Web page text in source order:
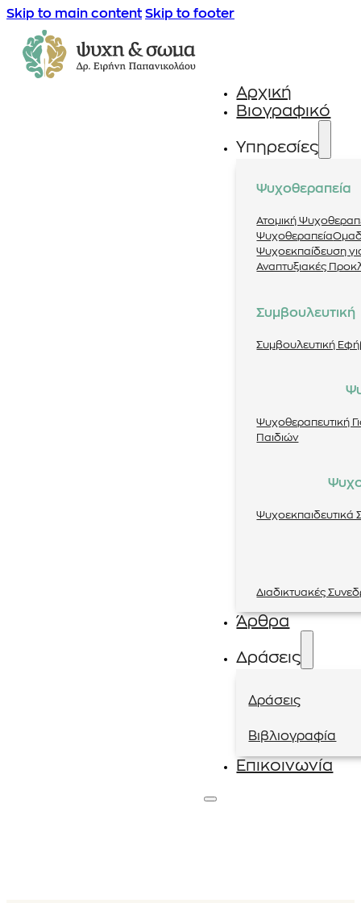
Skip to main content Skip to footer
Αρχική
Βιογραφικό
Υπηρεσίες
Ψυχοθεραπεία
Ατομική
Ψυχοθεραπεία
Ψυχοεκπαίδευση
Αναπτυξιακές
Συμβουλευτική
Συμβουλευτική
Ψυχοθεραπευτική
Παιδιών
Ψυχοεκπαιδευτικά
Διαδικτυακές
Άρθρα
Δράσεις
Δράσεις
Βιβλιογραφία
Επικοινωνία